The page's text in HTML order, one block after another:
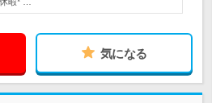
気になる